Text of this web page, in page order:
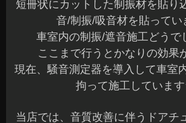
短冊状にカットした制振材を貼り
音/制振/吸音材を貼ってい
車室内の制振/遮音施工どうで
ここまで行うとかなりの効果
現在、騒音測定器を導入して車室
拘って施工していま
当店では、音質改善に伴うドアチ